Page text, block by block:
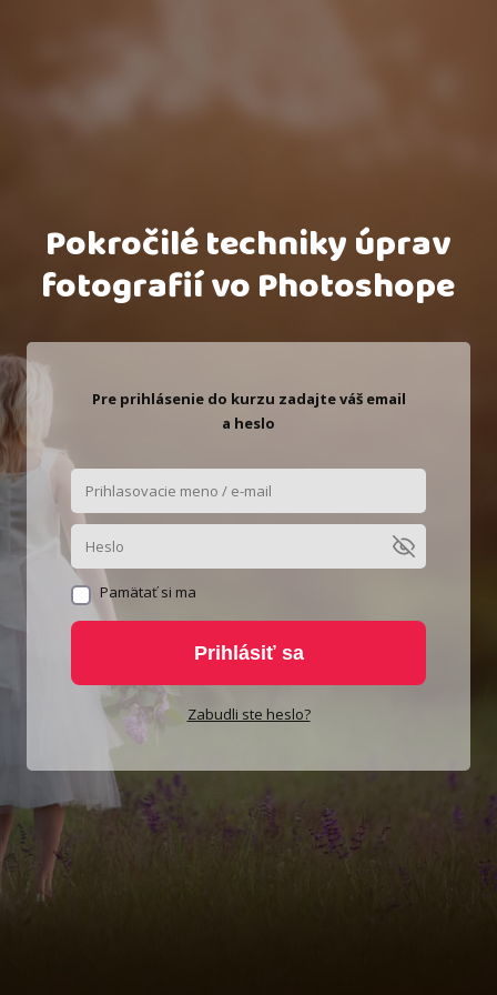
Pokročilé techniky úprav
fotografií vo Photoshope
Pre prihlásenie do kurzu zadajte váš email
a heslo
Pamätať si ma
Prihlásiť sa
Zabudli ste heslo?